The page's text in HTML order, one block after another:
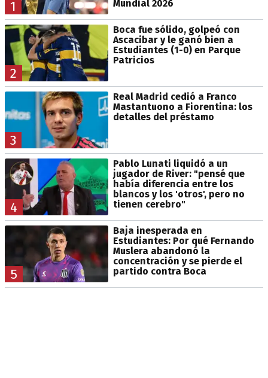
1
Mundial 2026
2
Boca fue sólido, golpeó con
Ascacibar y le ganó bien a
Estudiantes (1-0) en Parque
Patricios
3
Real Madrid cedió a Franco
Mastantuono a Fiorentina: los
detalles del préstamo
4
Pablo Lunati liquidó a un
jugador de River: "pensé que
había diferencia entre los
blancos y los 'otros', pero no
tienen cerebro"
5
Baja inesperada en
Estudiantes: Por qué Fernando
Muslera abandonó la
concentración y se pierde el
partido contra Boca